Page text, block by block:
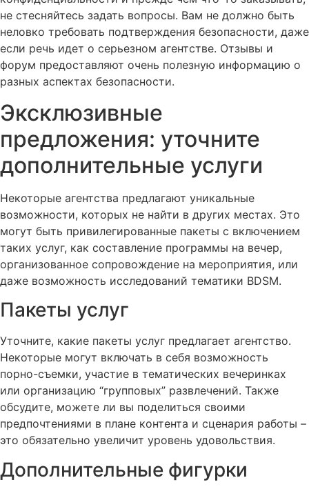
не стесняйтесь задать вопросы. Вам не должно быть
неловко требовать подтверждения безопасности, даже
если речь идет о серьезном агентстве. Отзывы и
форум предоставляют очень полезную информацию о
разных аспектах безопасности.
Эксклюзивные
предложения: уточните
дополнительные услуги
Некоторые агентства предлагают уникальные
возможности, которых не найти в других местах. Это
могут быть привилегированные пакеты с включением
таких услуг, как составление программы на вечер,
организованное сопровождение на мероприятия, или
даже возможность исследований тематики BDSM.
Пакеты услуг
Уточните, какие пакеты услуг предлагает агентство.
Некоторые могут включать в себя возможность
порно-съемки, участие в тематических вечеринках
или организацию “групповых” развлечений. Также
обсудите, можете ли вы поделиться своими
предпочтениями в плане контента и сценария работы –
это обязательно увеличит уровень удовольствия.
Дополнительные фигурки